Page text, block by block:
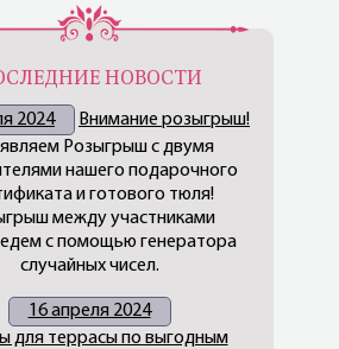
НОВОСТИ
2024
Внимание розыгрыш!
Розыгрыш с двумя
нашего подарочного
и готового тюля!
между участниками
с помощью генератора
случайных чисел.
16 апреля 2024
для террасы по выгодным